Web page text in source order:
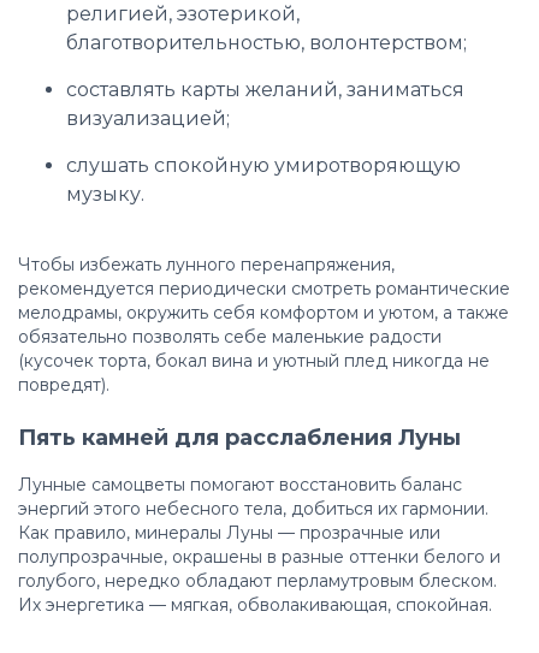
религией, эзотерикой,
благотворительностью, волонтерством;
составлять карты желаний, заниматься
визуализацией;
слушать спокойную умиротворяющую
музыку.
Чтобы избежать лунного перенапряжения,
рекомендуется периодически смотреть романтические
мелодрамы, окружить себя комфортом и уютом, а также
обязательно позволять себе маленькие радости
(кусочек торта, бокал вина и уютный плед никогда не
повредят).
Пять камней для расслабления Луны
Лунные самоцветы помогают восстановить баланс
энергий этого небесного тела, добиться их гармонии.
Как правило, минералы Луны — прозрачные или
полупрозрачные, окрашены в разные оттенки белого и
голубого, нередко обладают перламутровым блеском.
Их энергетика — мягкая, обволакивающая, спокойная.